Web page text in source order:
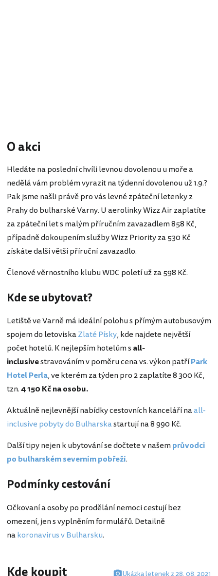
O akci
Hledáte na poslední chvíli levnou dovolenou u moře a
nedělá vám problém vyrazit na týdenní dovolenou už 1.9.?
Pak jsme našli právě pro vás levné zpáteční letenky z
Prahy do bulharské Varny. U aerolinky Wizz Air zaplatíte
za zpáteční let s malým příručním zavazadlem 858 Kč,
případně dokoupením služby Wizz Priority za 530 Kč
získáte další větší příruční zavazadlo.
Členové věrnostního klubu WDC poletí už za 598 Kč.
Kde se ubytovat?
Letiště ve Varně má ideální polohu s přímým autobusovým
spojem do letoviskaZlaté Písky, kde najdete největší
počet hotelů. K nejlepším hotelům s all-
inclusivestravováním v poměru cena vs. výkon patříPark
Hotel Perla, ve kterém za týden pro 2 zaplatíte 8 300 Kč,
tzn.4 150 Kč na osobu.
Aktuálně nejlevnější nabídky cestovních kanceláří naall-
inclusive pobyty do Bulharskastartují na 8 990 Kč.
Další tipy nejen k ubytování se dočtete v našemprůvodci
po bulharském severním pobřeží.
Podmínky cestování
Očkovaní a osoby po prodělání nemoci cestují bez
omezení, jen s vyplněním formulářů. Detailně
nakoronavirus v Bulharsku.
Kde koupit Ukázka letenek z 28. 08. 2021